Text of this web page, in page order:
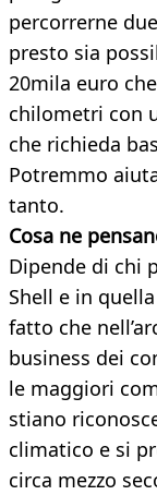
percorrerne
presto sia
20mila euro
chilometri con
che richieda
Potremmo
tanto.
Cosa ne
Dipende di chi
Shell e in
fatto che
business dei
le maggiori
stiano
climatico e si
circa mezzo